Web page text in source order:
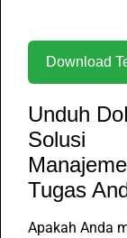
Unduh
Solusi
Tugas
Apakah Anda